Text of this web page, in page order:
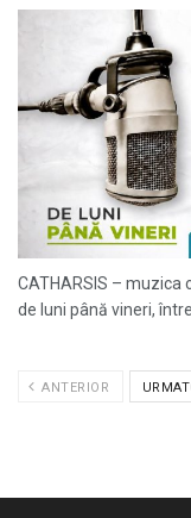
CATHARSIS – muzica
de luni până vineri,
ANTERIOR